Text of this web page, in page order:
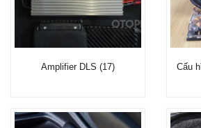
Amplifier DLS (17) Cấu